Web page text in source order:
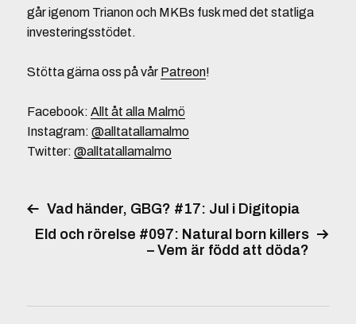
går igenom Trianon och MKBs fusk med det statliga
investeringsstödet.
Stötta gärna oss på vår Patreon!
Facebook: Allt åt alla Malmö
Instagram: @alltatallamalmo
Twitter: @alltatallamalmo
Vad händer, GBG? #17: Jul i Digitopia
Eld och rörelse #097: Natural born killers
– Vem är född att döda?